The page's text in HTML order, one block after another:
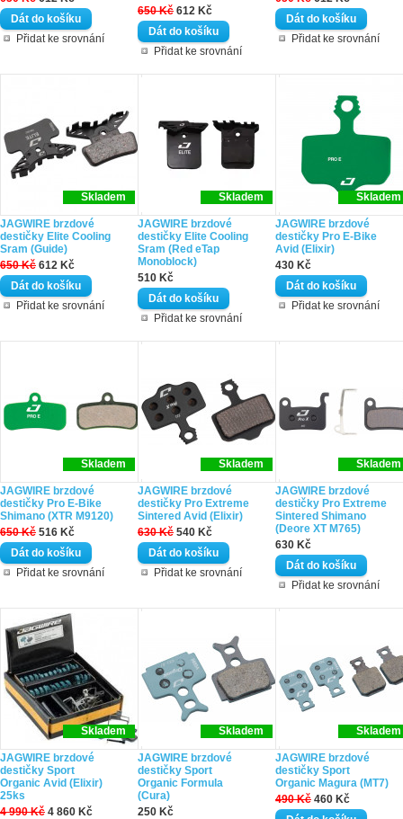
Přidat ke srovnání
650 Kč 612 Kč
Přidat ke srovnání
Přidat ke srovnání
Skladem
JAGWIRE brzdové
destičky Elite Cooling
Sram (Guide)
650 Kč 612 Kč
Přidat ke srovnání
Skladem
JAGWIRE brzdové
destičky Elite Cooling
Sram (Red eTap
Monoblock)
510 Kč
Přidat ke srovnání
Skladem
JAGWIRE brzdové
destičky Pro E-Bike
Avid (Elixir)
430 Kč
Přidat ke srovnání
Skladem
JAGWIRE brzdové
destičky Pro E-Bike
Shimano (XTR M9120)
650 Kč 516 Kč
Přidat ke srovnání
Skladem
JAGWIRE brzdové
destičky Pro Extreme
Sintered Avid (Elixir)
630 Kč 540 Kč
Přidat ke srovnání
Skladem
JAGWIRE brzdové
destičky Pro Extreme
Sintered Shimano
(Deore XT M765)
630 Kč
Přidat ke srovnání
Skladem
JAGWIRE brzdové
destičky Sport
Organic Avid (Elixir)
25ks
4 990 Kč 4 860 Kč
Skladem
JAGWIRE brzdové
destičky Sport
Organic Formula
(Cura)
250 Kč
Skladem
JAGWIRE brzdové
destičky Sport
Organic Magura (MT7)
490 Kč 460 Kč